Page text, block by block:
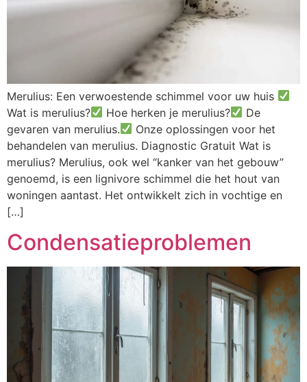
Merulius: Een verwoestende schimmel voor uw huis
Wat is merulius?
Hoe herken je merulius?
De
gevaren van merulius.
Onze oplossingen voor het
behandelen van merulius. Diagnostic Gratuit Wat is
merulius? Merulius, ook wel “kanker van het gebouw”
genoemd, is een lignivore schimmel die het hout van
woningen aantast. Het ontwikkelt zich in vochtige en
[…]
Condensatieproblemen